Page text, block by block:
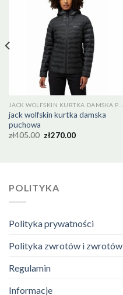
jack wolfskin kurtka damska
puchowa
zł405.00 zł270.00
POLITYKA
Polityka prywatności
Polityka zwrotów i zwrotów
Regulamin
Informacje